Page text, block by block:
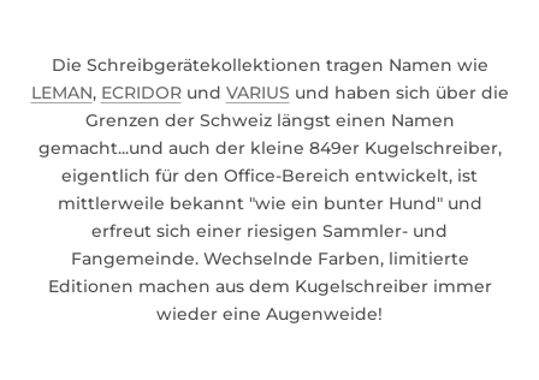
Die Schreibgerätekollektionen tragen Namen wie
LEMAN, ECRIDORund VARIUS und haben sich über die
Grenzen der Schweiz längst einen Namen
gemacht...und auch der kleine 849er Kugelschreiber,
eigentlich für den Office-Bereich entwickelt, ist
mittlerweile bekannt "wie ein bunter Hund" und
erfreut sich einer riesigen Sammler- und
Fangemeinde. Wechselnde Farben, limitierte
Editionen machen aus dem Kugelschreiber immer
wieder eine Augenweide!